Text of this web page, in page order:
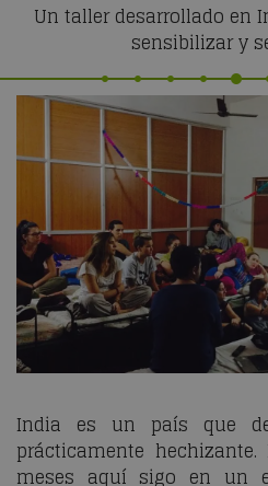
Un taller desarrollado en
sensibilizar y
India es un país que
prácticamente
meses aquí sigo en un